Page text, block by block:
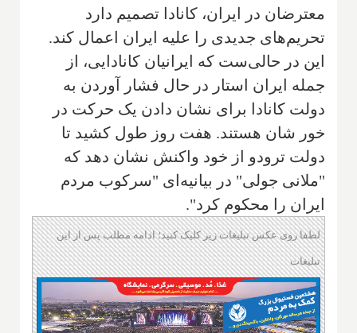
معترضان در ایران، کانادا تصمیم دارد
تحریم‌های جدیدی را علیه ایران اعمال کند.
این در حالی‌ست که ایرانیان کانادایی، از
جمله ایران استار در حال فشار آوردن به
دولت کانادا برای نشان دادن یک حرکت در
خور شان هستند. هفت روز طول کشید تا
دولت ترودو از خود واکنش نشان دهد که
"ملانی جولی" در بیانیه‌ای "سرکوب مردم
ایران را محکوم کرد".
لطفا روی عکس تبلیغات زیر کلیک کنید؛ ادامه مطلب پس از این
تبلیغات